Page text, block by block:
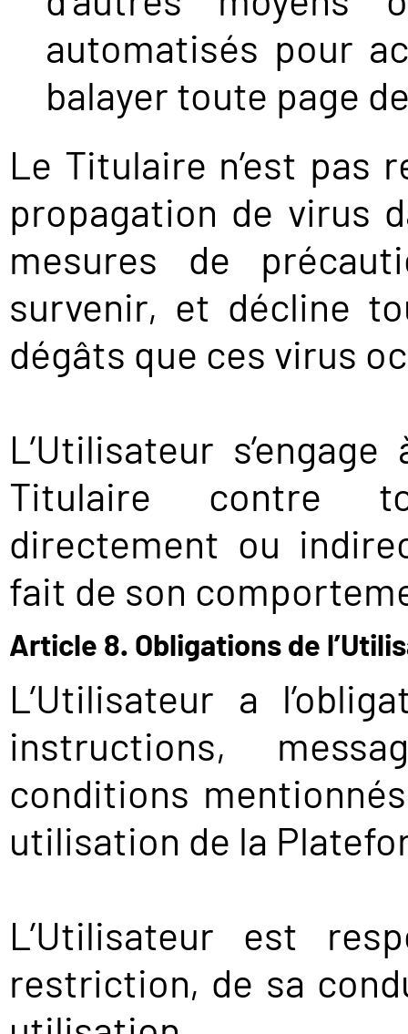
automatisés pour
balayer toute page
Le Titulaire n’est pas
propagation de virus
mesures de
survenir, et décline
dégâts que ces virus
L’Utilisateur
Titulaire contre
directement ou
fait de son
Article 8. Obligations de
L’Utilisateur a
instructions,
conditions
utilisation de la
L’Utilisateur est
restriction, de sa